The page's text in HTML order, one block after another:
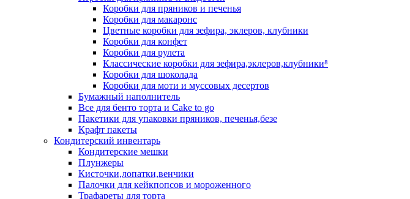
Коробки для пряников и печенья
Коробки для макаронс
Цветные коробки для зефира, эклеров, клубники
Коробки для конфет
Коробки для рулета
Классические коробки для зефира,эклеров,клубники⁸
Коробки для шоколада
Коробки для моти и муссовых десертов
Бумажный наполнитель
Все для бенто торта и Cake to go
Пакетики для упаковки пряников, печенья,безе
Крафт пакеты
Кондитерский инвентарь
Кондитерские мешки
Плунжеры
Кисточки,лопатки,венчики
Палочки для кейкпопсов и мороженного
Трафареты для торта